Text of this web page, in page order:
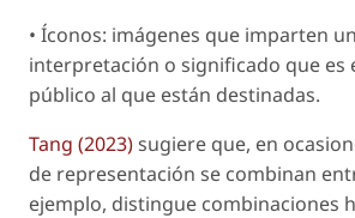
• Íconos: imágenes que imparten
interpretación o significado que es
público al que están destinadas.
Tang (2023)sugiere que, en
de representación se combinan
ejemplo, distingue combinaciones